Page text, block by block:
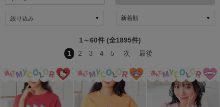
絞り込み
1～60件 (全1895件)
1
2 3 4 5 次 最後